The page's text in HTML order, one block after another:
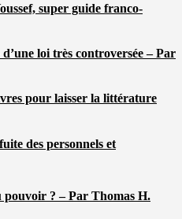
super guide franco-
loi très controversée – Par
pour laisser la littérature
des personnels et
? – Par Thomas H.